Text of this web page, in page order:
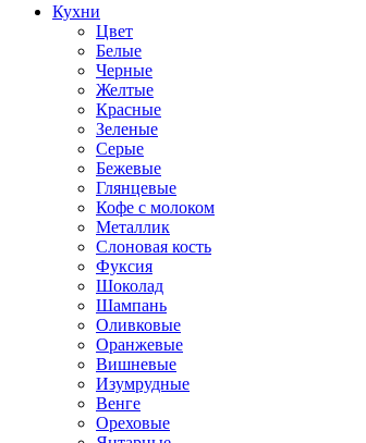
Кухни
Цвет
Белые
Черные
Желтые
Красные
Зеленые
Серые
Бежевые
Глянцевые
Кофе с молоком
Металлик
Слоновая кость
Фуксия
Шоколад
Шампань
Оливковые
Оранжевые
Вишневые
Изумрудные
Венге
Ореховые